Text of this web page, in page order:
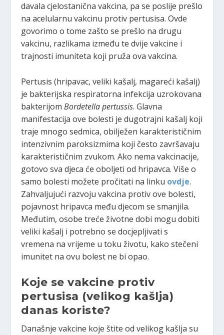
davala cjelostanična vakcina, pa se poslije prešlo
na acelularnu vakcinu protiv pertusisa. Ovde
govorimo o tome zašto se prešlo na drugu
vakcinu, razlikama između te dvije vakcine i
trajnosti imuniteta koji pruža ova vakcina.
Pertusis (hripavac, veliki kašalj, magareći kašalj)
je bakterijska respiratorna infekcija uzrokovana
bakterijomBordetella pertussis. Glavna
manifestacija ove bolesti je dugotrajni kašalj koji
traje mnogo sedmica, obilježen karakterističnim
intenzivnim paroksizmima koji često završavaju
karakterističnim zvukom. Ako nema vakcinacije,
gotovo sva djeca će oboljeti od hripavca. Više o
samo bolesti možete pročitati na linku ovdje.
Zahvaljujući razvoju vakcina protiv ove bolesti,
pojavnost hripavca među djecom se smanjila.
Međutim, osobe treće životne dobi mogu dobiti
veliki kašalj i potrebno se docjepljivati s
vremena na vrijeme u toku životu, kako stečeni
imunitet na ovu bolest ne bi opao.
Koje se vakcine protiv
pertusisa (velikog kašlja)
danas koriste?
Današnje vakcine koje štite od velikog kašlja su